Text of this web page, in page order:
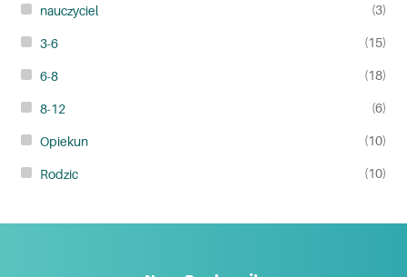
nauczyciel (3)
3-6 (15)
6-8 (18)
8-12 (6)
Opiekun (10)
Rodzic (10)